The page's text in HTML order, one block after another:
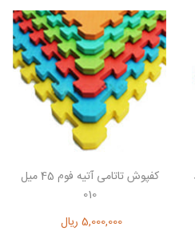
کفپوش تاتامی آتیه فوم 45 میل
010
5,000,000 ریال